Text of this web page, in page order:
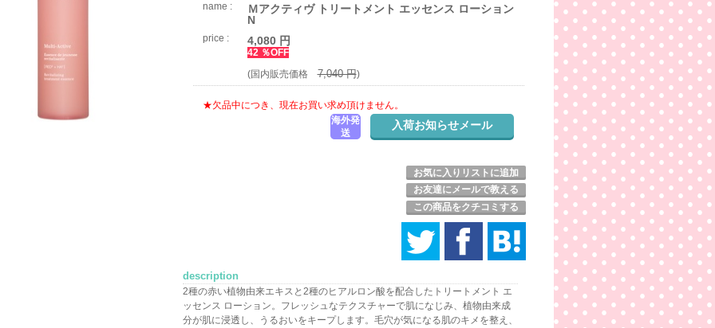
name :
Ｍアクティヴ トリートメント エッセンス ローション
N
price : 4,080 円
42 ％OFF
(国内販売価格7,040 円)
★欠品中につき、現在お買い求め頂けません。
海外発
送
お気に入りリストに追加
お友達にメールで教える
この商品をクチコミする
description
2種の赤い植物由来エキスと2種のヒアルロン酸を配合したトリートメント エ
ッセンス ローション。フレッシュなテクスチャーで肌になじみ、植物由来成
分が肌に浸透し、うるおいをキープします。毛穴が気になる肌のキメを整え、